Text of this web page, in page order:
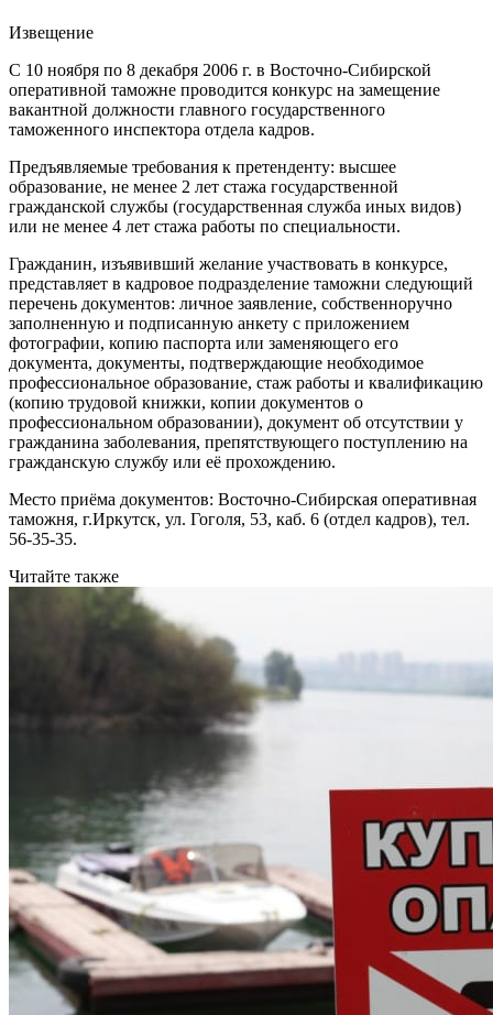
Извещение
С 10 ноября по 8 декабря 2006 г. в Восточно-Сибирской
оперативной таможне проводится конкурс на замещение
вакантной должности главного государственного
таможенного инспектора отдела кадров.
Предъявляемые требования к претенденту: высшее
образование, не менее 2 лет стажа государственной
гражданской службы (государственная служба иных видов)
или не менее 4 лет стажа работы по специальности.
Гражданин, изъявивший желание участвовать в конкурсе,
представляет в кадровое подразделение таможни следующий
перечень документов: личное заявление, собственноручно
заполненную и подписанную анкету с приложением
фотографии, копию паспорта или заменяющего его
документа, документы, подтверждающие необходимое
профессиональное образование, стаж работы и квалификацию
(копию трудовой книжки, копии документов о
профессиональном образовании), документ об отсутствии у
гражданина заболевания, препятствующего поступлению на
гражданскую службу или её прохождению.
Место приёма документов: Восточно-Сибирская оперативная
таможня, г.Иркутск, ул. Гоголя, 53, каб. 6 (отдел кадров), тел.
56-35-35.
Читайте также